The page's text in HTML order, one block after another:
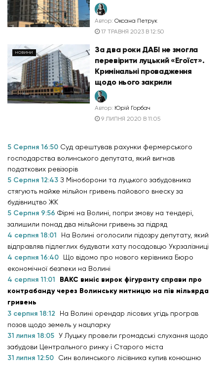
Автор: Оксана Петрук
17 ТРАВНЯ 2023 В 12:50
НОВИНИ
За два роки ДАБІ не змогла
перевірити луцький «Егоїст».
Кримінальні провадження
щодо нього закрили
Автор: Юрій Горбач
9 ЛИПНЯ 2020 В 11:05
5 Серпня 16:50 Суд арештував рахунки фермерського
господарства волинського депутата, який вигнав
податкових ревізорів
5 Серпня 12:43 З Міноборони та луцького забудовника
стягують майже мільйон гривень пайового внеску за
будівництво ЖК
5 Серпня 9:56 Фірмі на Волині, попри змову на тендері,
залишили понад два мільйони гривень за підряд
4 серпня 18:01
На Волині оголосили підозру депутату, який
відправляв підлеглих будувати хату посадовцю Укрзалізниці
4 серпня 16:40
Що відомо про нового керівника Бюро
економічної безпеки на Волині
4 серпня 11:01
ВАКС виніс вирок фігуранту справи про
контрабанду через Волинську митницю на пів мільярда
гривень
3 серпня 18:12
На Волині орендар лісових угідь програв
позов щодо земель у нацпарку
31 липня 18:05 У Луцьку провели громадські слухання щодо
забудови Центрального ринку і Старого міста
31 липня 12:50
Син волинського лісівника купив конюшню